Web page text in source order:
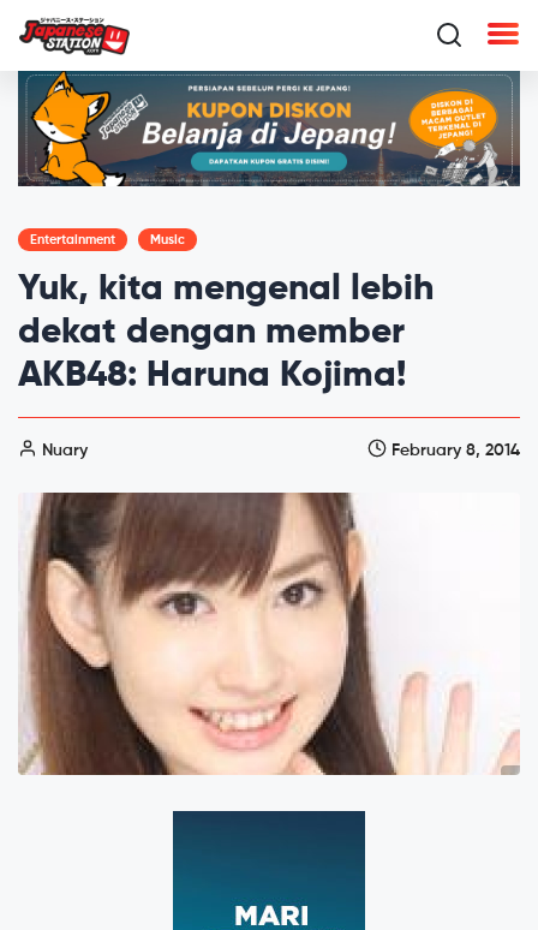
Entertainment Music
Yuk, kita mengenal lebih
dekat dengan member
AKB48: Haruna Kojima!
Nuary February 8, 2014